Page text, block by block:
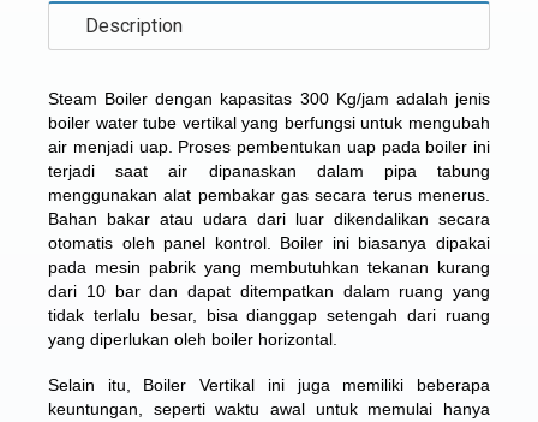
Description
Steam Boiler dengan kapasitas 300 Kg/jam adalah jenis
boiler water tube vertikal yang berfungsi untuk mengubah
air menjadi uap. Proses pembentukan uap pada boiler ini
terjadi saat air dipanaskan dalam pipa tabung
menggunakan alat pembakar gas secara terus menerus.
Bahan bakar atau udara dari luar dikendalikan secara
otomatis oleh panel kontrol. Boiler ini biasanya dipakai
pada mesin pabrik yang membutuhkan tekanan kurang
dari 10 bar dan dapat ditempatkan dalam ruang yang
tidak terlalu besar, bisa dianggap setengah dari ruang
yang diperlukan oleh boiler horizontal.
Selain itu, Boiler Vertikal ini juga memiliki beberapa
keuntungan, seperti waktu awal untuk memulai hanya